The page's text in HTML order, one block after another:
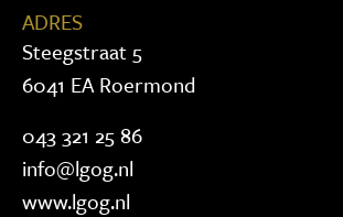
ADRES
Steegstraat 5
6041 EA Roermond
043 321 25 86
info@lgog.nl
www.lgog.nl